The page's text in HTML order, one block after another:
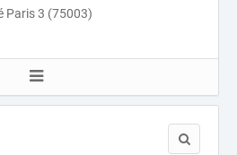
Paris 3 (75003)